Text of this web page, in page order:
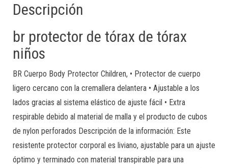
Descripción
br protector de tórax de tórax
niños
BR Cuerpo Body Protector Children, • Protector de cuerpo
ligero cercano con la cremallera delantera • Ajustable a los
lados gracias al sistema elástico de ajuste fácil • Extra
respirable debido al material de malla y el producto de cubos
de nylon perforados Descripción de la información: Este
resistente protector corporal es liviano, ajustable para un ajuste
óptimo y terminado con material transpirable para una